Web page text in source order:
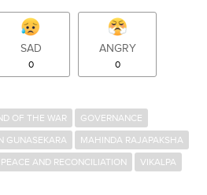
SAD
0
ANGRY
0
OF THE WAR
GOVERNANCE
GUNASEKARA
MAHINDA RAJAPAKSHA
PEACE AND RECONCILIATION
VIKALPA